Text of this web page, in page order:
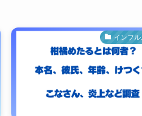
インフ